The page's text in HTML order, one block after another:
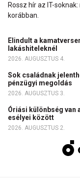
Rossz hír az IT-
korábban.
Elindult a
lakáshiteleknél
2026. AUGUSZTUS 4.
Sok családnak
pénzügyi megoldás
2026. AUGUSZTUS 3.
Óriási különbség
esélyei között
2026. AUGUSZTUS 2.